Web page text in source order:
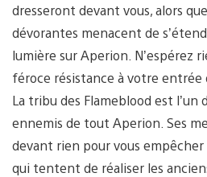
dresseront devant vous, alors
dévorantes menacent de
lumière sur Aperion. N’espérez
féroce résistance à votre entrée
La tribu des Flameblood est l’un
ennemis de tout Aperion. Ses
devant rien pour vous
qui tentent de réaliser les